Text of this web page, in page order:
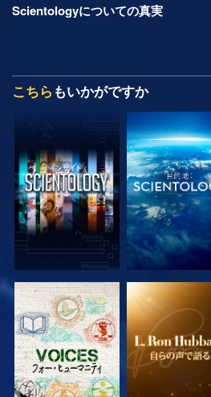
Scientologyについての真実
こちら もいかがですか
シリーズを探求 シリーズを探求